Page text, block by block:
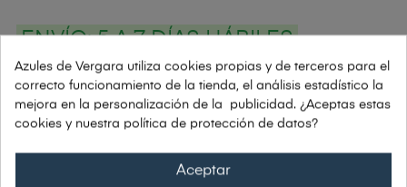
ENVÍO:5 A 7 DÍAS HÁBILES
PAGOS: PAYPAL | VISA | TRANSFERENCIA | BIZUM
Si tienes alguna duda: Tel. 91 448 78 10
Azules de Vergara utiliza cookies propias y de terceros para el
correcto funcionamiento de la tienda, el análisis estadístico la
mejora en la personalización de la publicidad. ¿Aceptas estas
cookies y nuestra política de protección de datos?
Aceptar